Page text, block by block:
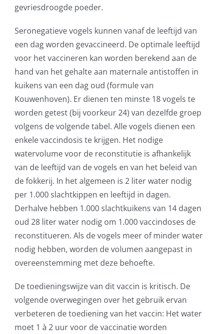
gevriesdroogde poeder.
Seronegatieve vogels kunnen vanaf de leeftijd van
een dag worden gevaccineerd. De optimale leeftijd
voor het vaccineren kan worden berekend aan de
hand van het gehalte aan maternale antistoffen in
kuikens van een dag oud (formule van
Kouwenhoven). Er dienen ten minste 18 vogels te
worden getest (bij voorkeur 24) van dezelfde groep
volgens de volgende tabel. Alle vogels dienen een
enkele vaccindosis te krijgen. Het nodige
watervolume voor de reconstitutie is afhankelijk
van de leeftijd van de vogels en van het beleid van
de fokkerij. In het algemeen is 2 liter water nodig
per 1.000 slachtkippen en leeftijd in dagen.
Derhalve hebben 1.000 slachtkuikens van 14 dagen
oud 28 liter water nodig om 1.000 vaccindoses de
reconstitueren. Als de vogels meer of minder water
nodig hebben, worden de volumen aangepast in
overeenstemming met deze behoefte.
De toedieningswijze van dit vaccin is kritisch. De
volgende overwegingen over het gebruik ervan
verbeteren de toediening van het vaccin: Het water
moet 1 à 2 uur voor de vaccinatie worden